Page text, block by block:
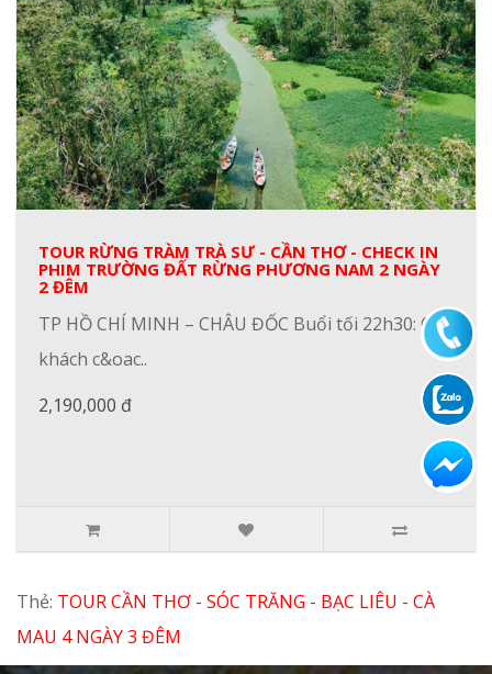
TOUR RỪNG TRÀM TRÀ SƯ - CẦN THƠ - CHECK IN
PHIM TRƯỜNG ĐẤT RỪNG PHƯƠNG NAM 2 NGÀY
2 ĐÊM
TP HỒ CHÍ MINH – CHÂU ĐỐC Buổi tối 22h30: Quý
khách c&oac..
2,190,000 đ
Thẻ: TOUR CẦN THƠ - SÓC TRĂNG - BẠC LIÊU - CÀ
MAU 4 NGÀY 3 ĐÊM